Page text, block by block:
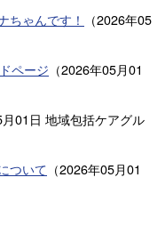
ちゃんです！ （2026年05
ページ （2026年05月01
01日 地域包括ケアグル
ついて （2026年05月01